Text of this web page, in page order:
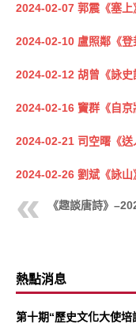
2024-02-07 郭震《塞上
2024-02-10 盧照鄰《
2024-02-12 胡曾《詠史
2024-02-16 竇群《自京
2024-02-21 司空曙《送
2024-02-26 劉斌《詠山
《趣談唐詩》
熱點消息
第十期“歷史文化大使培